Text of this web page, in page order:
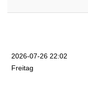
2026-07-26 22:02
Freitag